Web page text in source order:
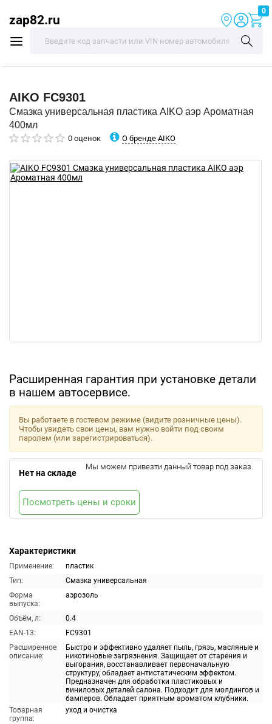
zap82.ru
0
AIKO FC9301
Смазка универсальная пластика AIKO аэр Ароматная
400мл
0 оценок О бренде AIKO
Расширенная гарантия при установке детали
в нашем автосервисе.
Характеристики
Применение:
пластик
Тип:
Смазка универсальная
Форма
выпуска:
аэрозоль
Объём, л:
0.4
EAN-13:
FC9301
Расширенное
описание:
Быстро и эффективно удаляет пыль, грязь, масляные и
никотиновые загрязнения. Защищает от старения и
выгорания, восстанавливает первоначальную
структуру, обладает антистатическим эффектом.
Предназначен для обработки пластиковых и
виниловых деталей салона. Подходит для молдингов и
бамперов. Обладает приятным ароматом клубники.
Товарная
группа:
уход и очистка
Вы работаете в гостевом режиме (видите розничные цены).
Чтобы увидеть свои цены, вам нужно войти под своим
паролем (или зарегистрироваться).
Нет на складе
Мы можем привезти данный товар под заказ.
Посмотреть цены и сроки